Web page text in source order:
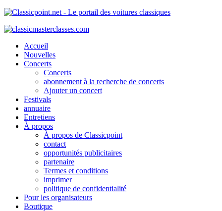
Accueil
Nouvelles
Concerts
Concerts
abonnement à la recherche de concerts
Ajouter un concert
Festivals
annuaire
Entretiens
À propos
À propos de Classicpoint
contact
opportunités publicitaires
partenaire
Termes et conditions
imprimer
politique de confidentialité
Pour les organisateurs
Boutique